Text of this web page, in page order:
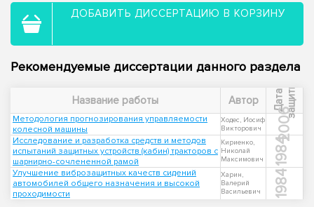
ДОБАВИТЬ ДИССЕРТАЦИЮ В КОРЗИНУ
Рекомендуемые диссертации данного раздела
Название работы Автор Д
а
т
а
з
а
щ
и
ты
Методология прогнозирования управляемости
колесной машины
Ходес, Иосиф
Викторович
2006
Исследование и разработка средств и методов
испытаний защитных устройств (кабин) тракторов с
шарнирно-сочлененной рамой
Кириенко,
Николай
Максимович
1984
Улучшение виброзащитных качеств сидений
автомобилей общего назначения и высокой
проходимости
Харин,
Валерий
Васильевич
1984